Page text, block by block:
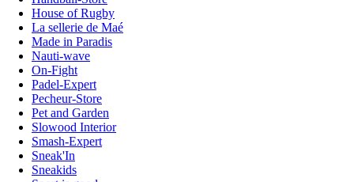
House of Rugby
La sellerie de Maé
Made in Paradis
Nauti-wave
On-Fight
Padel-Expert
Pecheur-Store
Pet and Garden
Slowood Interior
Smash-Expert
Sneak'In
Sneakids